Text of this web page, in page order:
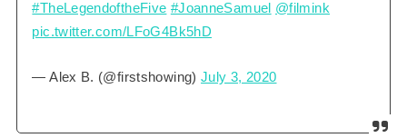
#TheLegendoftheFive #JoanneSamuel @filmink
pic.twitter.com/LFoG4Bk5hD
— Alex B. (@firstshowing)July 3, 2020